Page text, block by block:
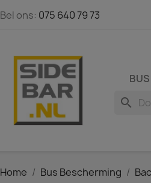
Bel ons: 075 640 79 73
search
Home Bus Bescherming